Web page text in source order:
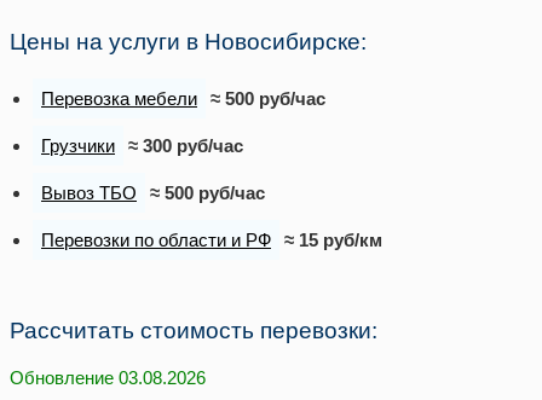
Цены на услуги в Новосибирске:
Перевозка мебели ≈ 500 руб/час
Грузчики ≈ 300 руб/час
Вывоз ТБО ≈ 500 руб/час
Перевозки по области и РФ ≈ 15 руб/км
Рассчитать стоимость перевозки:
Обновление 03.08.2026